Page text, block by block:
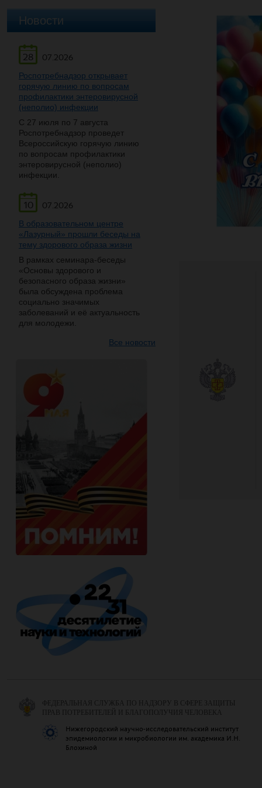
Новости
28
07.2026
Роспотребнадзор открывает
горячую линию по вопросам
профилактики энтеровирусной
(неполио) инфекции
С 27 июля по 7 августа
Роспотребнадзор проведет
Всероссийскую горячую линию
по вопросам профилактики
энтеровирусной (неполио)
инфекции.
10
07.2026
В образовательном центре
«Лазурный» прошли беседы на
тему здорового образа жизни
В рамках семинара-беседы
«Основы здорового и
безопасного образа жизни»
была обсуждена проблема
социально значимых
заболеваний и её актуальность
для молодежи.
Все новости
ФЕДЕРАЛЬНАЯ СЛУЖБА ПО НАДЗОРУ В СФЕРЕ ЗАЩИТЫ
ПРАВ ПОТРЕБИТЕЛЕЙ И БЛАГОПОЛУЧИЯ ЧЕЛОВЕКА
Нижегородский научно-исследовательский институт
эпидемиологии и микробиологии им. академика И.Н.
Блохиной